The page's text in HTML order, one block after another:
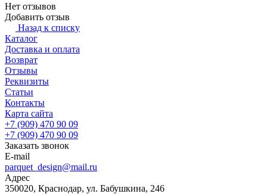
Нет отзывов
Добавить отзыв
Назад к списку
Каталог
Доставка и оплата
Возврат
Отзывы
Реквизиты
Статьи
Контакты
Карта сайта
+7 (909) 470 90 09
+7 (909) 470 90 09
Заказать звонок
E-mail
parquet_design@mail.ru
Адрес
350020, Краснодар, ул. Бабушкина, 246